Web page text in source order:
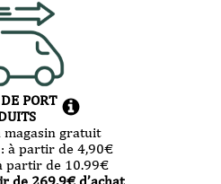
PORT
magasin gratuit
à partir de 4,90€
partir de 10.99€
de 269.9€ d’achat